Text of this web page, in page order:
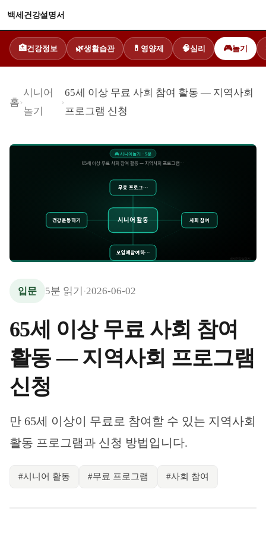
백세건강설명서
🏥 건강정보 🌿생활습관 💊 영양제 🧠심리 🎮놀기
홈›
시니어
놀기
›
65세 이상 무료 사회 참여 활동 — 지역사회
프로그램 신청
🎮 시니어놀기 · 5분
65세 이상 무료 사회 참여 활동 — 지역사회 프로그램…
무료 프로그…
사회 참여
모임에참여하…
건강운동하기 시니어 활동
백세건강설명서
입문 5분 읽기 ·2026-06-02
65세 이상 무료 사회 참여
활동 — 지역사회 프로그램
신청
만 65세 이상이 무료로 참여할 수 있는 지역사회
활동 프로그램과 신청 방법입니다.
#시니어 활동 #무료 프로그램 #사회 참여